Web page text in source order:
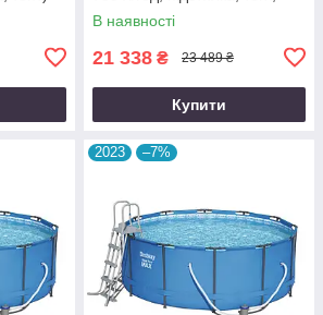
сходи)
В наявності
21 338 ₴ 23 489 ₴
Купити
2023 –7%